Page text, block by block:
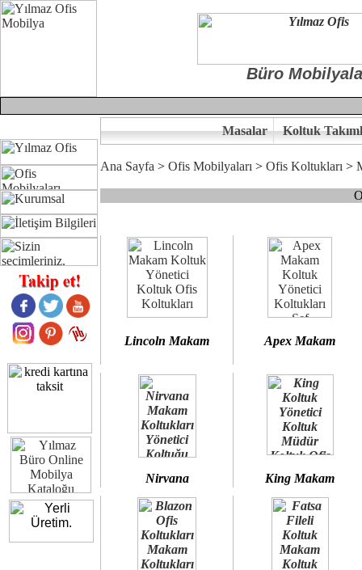
Büro
Ofisinizin dekorasyonunda ergonomi ve kaliteye önem
Çünkü sitemizde bulunan seçkin bürosit, goldsit ve modern
Size yakışan ofis koltuk tasarımına gelin birlikte karar verelim.
Kalite ve ergonomiyi arıyanların tercihi...Yılmaz Büro Mobilya
Masalar Koltuk
Ana Sayfa > Ofis Mobilyaları > Ofis Koltukları >
Lincoln Makam Apex Makam
Nirvana King Makam